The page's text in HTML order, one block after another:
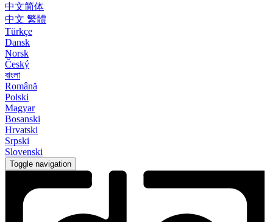
中文简体
中文 繁體
Türkçe
Dansk
Norsk
Český
বাংলা
Română
Polski
Magyar
Bosanski
Hrvatski
Srpski
Slovenski
Toggle navigation